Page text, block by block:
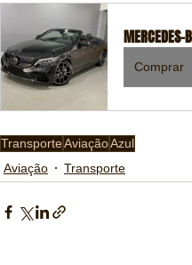
MERCEDES-
Comprar
TransporteAviaçãoAzul
Aviação
Transporte